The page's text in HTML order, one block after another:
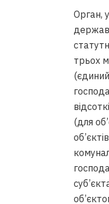
Орган,
трьох
(для